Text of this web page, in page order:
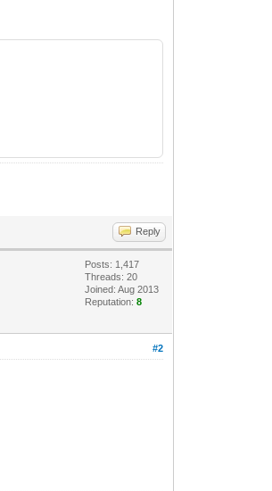
Reply
Posts: 1,417
Threads: 20
Joined: Aug 2013
Reputation:8
#2